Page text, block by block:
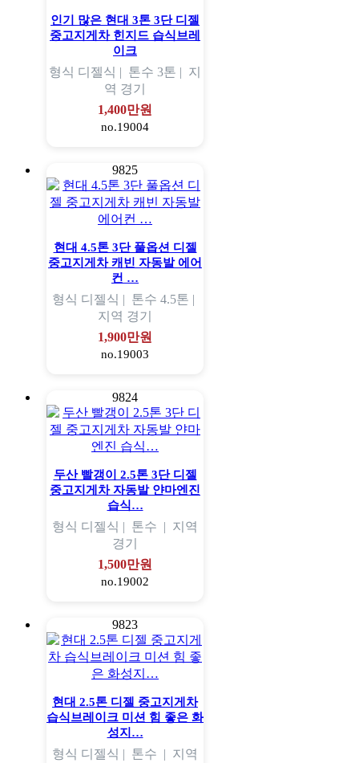
인기 많은 현대 3톤 3단 디젤
중고지게차 힌지드 습식브레
이크
형식 디젤식 | 톤수 3톤 | 지
역 경기
1,400만원
no.19004
9825
현대 4.5톤 3단 풀옵션 디젤
중고지게차 캐빈 자동발 에어
컨 …
형식 디젤식 | 톤수 4.5톤 |
지역 경기
1,900만원
no.19003
9824
두산 빨갱이 2.5톤 3단 디젤
중고지게차 자동발 얀마엔진
습식…
형식 디젤식 | 톤수 | 지역
경기
1,500만원
no.19002
9823
현대 2.5톤 디젤 중고지게차
습식브레이크 미션 힘 좋은 화
성지…
형식 디젤식 | 톤수 | 지역